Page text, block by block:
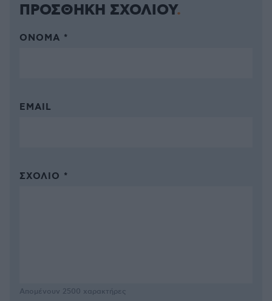
ΠΡΟΣΘΗΚΗ ΣΧΟΛΙΟΥ
ΌΝΟΜΑ *
EMAIL
ΣΧΌΛΙΟ *
Απομένουν 2500 χαρακτήρες